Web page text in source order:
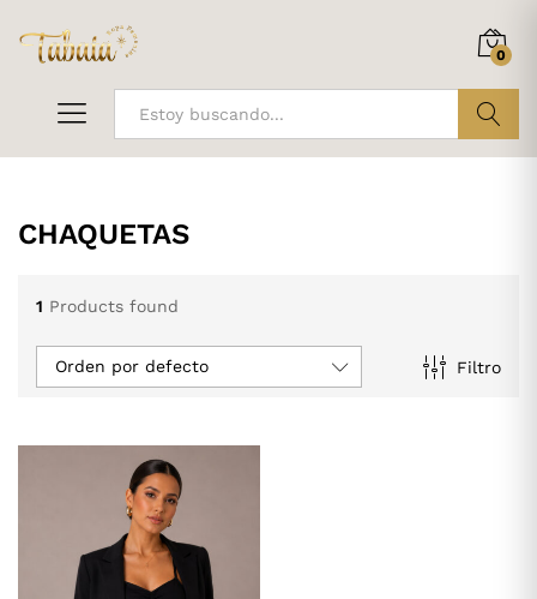
0
CHAQUETAS
1 Products found
Filtro
Orden por defecto